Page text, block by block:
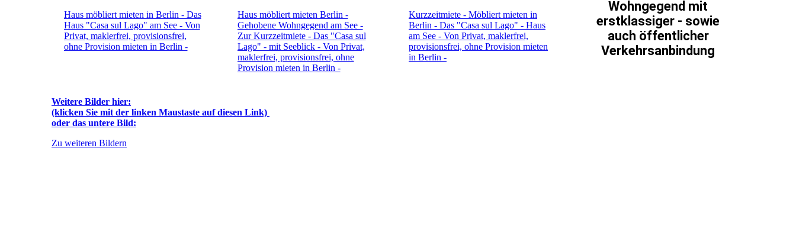
Haus möbliert mieten in Berlin - Das
Haus "Casa sul Lago" am See - Von
Privat, maklerfrei, provisionsfrei,
ohne Provision mieten in Berlin -
Haus möbliert mieten Berlin -
Gehobene Wohngegend am See -
Zur Kurzzeitmiete - Das "Casa sul
Lago" - mit Seeblick - Von Privat,
maklerfrei, provisionsfrei, ohne
Provision mieten in Berlin -
Kurzzeitmiete - Möbliert mieten in
Berlin - Das "Casa sul Lago" - Haus
am See - Von Privat, maklerfrei,
provisionsfrei, ohne Provision mieten
in Berlin -
Weitere Bilder hier:
(klicken Sie mit der linken Maustaste auf diesen Link)
oder das untere Bild:
Zu weiteren Bildern
Wohngegend mit
erstklassiger - sowie
auch öffentlicher
Verkehrsanbindung